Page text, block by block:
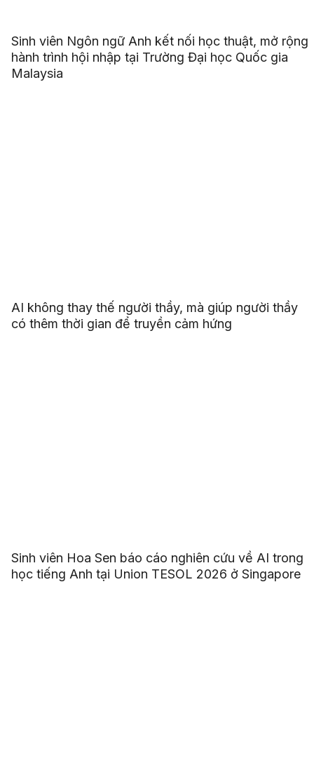
Sinh viên Ngôn ngữ Anh kết nối học thuật, mở rộng
hành trình hội nhập tại Trường Đại học Quốc gia
Malaysia
AI không thay thế người thầy, mà giúp người thầy
có thêm thời gian để truyền cảm hứng
Sinh viên Hoa Sen báo cáo nghiên cứu về AI trong
học tiếng Anh tại Union TESOL 2026 ở Singapore